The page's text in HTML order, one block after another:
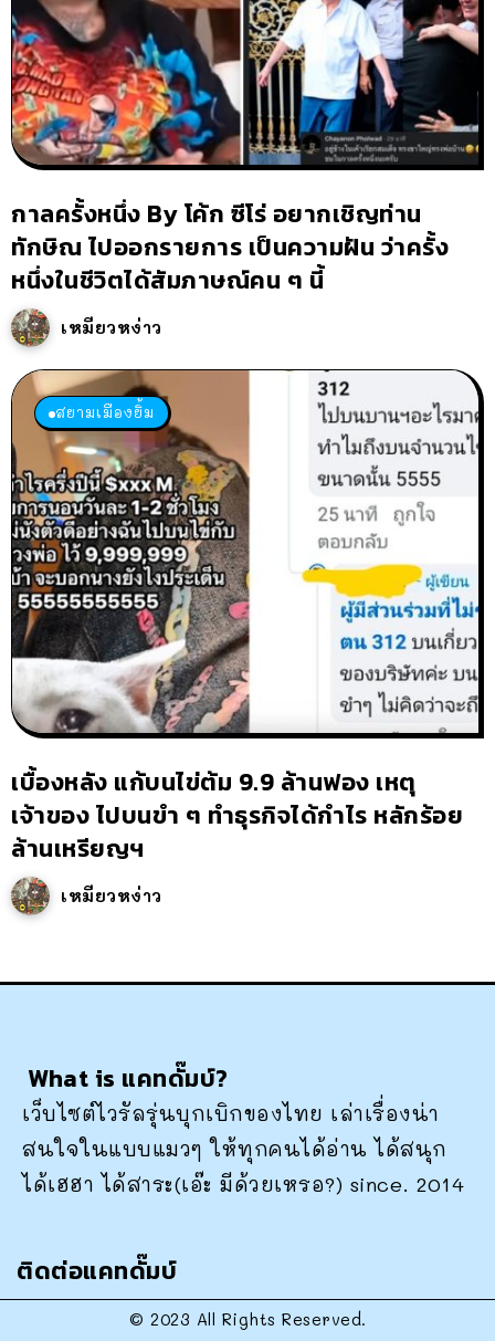
กาลครั้งหนึ่ง By โค้ก ซีโร่ อยากเชิญท่าน
ทักษิณ ไปออกรายการ เป็นความฝัน ว่าครั้ง
หนึ่งในชีวิตได้สัมภาษณ์คน ๆ นี้
เหมียวหง่าว
สยามเมืองยิ้ม
เบื้องหลัง แก้บนไข่ต้ม 9.9 ล้านฟอง เหตุ
เจ้าของ ไปบนขำ ๆ ทำธุรกิจได้กำไร หลักร้อย
ล้านเหรียญฯ
เหมียวหง่าว
What is แคทดั๊มบ์?
เว็บไซต์ไวรัลรุ่นบุกเบิกของไทย เล่าเรื่องน่า
สนใจในแบบแมวๆ ให้ทุกคนได้อ่าน ได้สนุก
ได้เฮฮา ได้สาระ(เอ๊ะ มีด้วยเหรอ?) since. 2014
ติดต่อแคทดั๊มบ์
© 2023 All Rights Reserved.